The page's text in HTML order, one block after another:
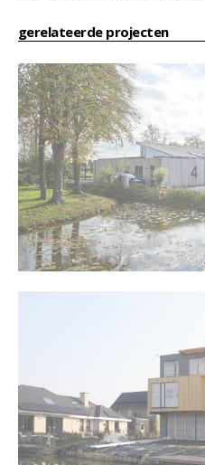
gerelateerde projecten